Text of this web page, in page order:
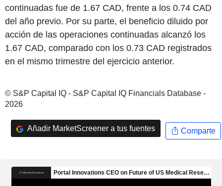
continuadas fue de 1.67 CAD, frente a los 0.74 CAD
del año previo. Por su parte, el beneficio diluido por
acción de las operaciones continuadas alcanzó los
1.67 CAD, comparado con los 0.73 CAD registrados
en el mismo trimestre del ejercicio anterior.
© S&P Capital IQ - S&P Capital IQ Financials Database -
2026
Añadir MarketScreener a tus fuentes Comparte